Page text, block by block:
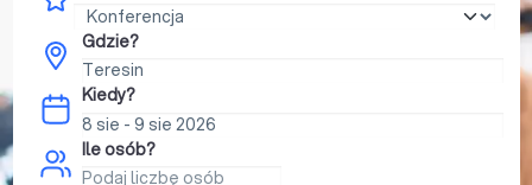
Gdzie?
Kiedy?
Ile osób?